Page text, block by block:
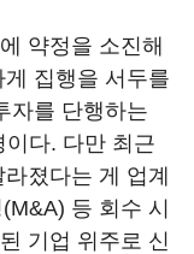
약정을 소진해
집행을 서두를
자를 단행하는
다. 다만 최근
졌다는 게 업계
등 회수 시
기업 위주로 신